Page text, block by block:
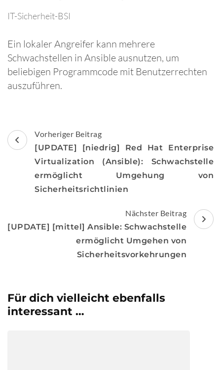
IT-Sicherheit-BSI
Ein lokaler Angreifer kann mehrere
Schwachstellen in Ansible ausnutzen, um
beliebigen Programmcode mit Benutzerrechten
auszuführen.
Beitragsnavigation
Vorheriger Beitrag
[UPDATE] [niedrig] Red Hat Enterprise
Virtualization (Ansible): Schwachstelle
ermöglicht Umgehung von
Sicherheitsrichtlinien
Nächster Beitrag
[UPDATE] [mittel] Ansible: Schwachstelle
ermöglicht Umgehen von
Sicherheitsvorkehrungen
Für dich vielleicht ebenfalls
interessant …